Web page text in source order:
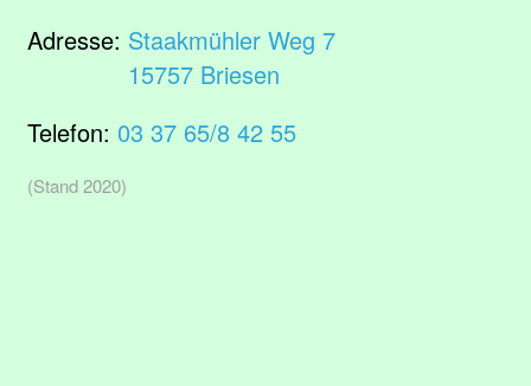
Adresse: Staakmühler Weg 7
15757 Briesen
Telefon: 03 37 65/8 42 55
(Stand 2020)